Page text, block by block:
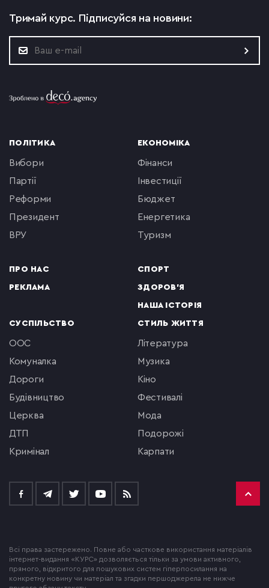
Тримай курс. Підписуйся на новини:
ПОЛІТИКА
вибори
партії
реформи
президент
ВРУ
ПРО НАС
РЕКЛАМА
ЕКОНОМІКА
фінанси
інвестиції
бюджет
енергетика
туризм
СПОРТ
ЗДОРОВ'Я
НАША ІСТОРІЯ
СУСПІЛЬСТВО
ООС
комуналка
Дороги
будівництво
церква
ДТП
кримінал
СТИЛЬ ЖИТТЯ
література
музика
кіно
фестивалі
мода
подорожі
Карпати
Всі права застережено. Повне або часткове використання матеріалів
інтернет-видання «КУРС» дозволяється тільки за умови активного,
прямого, відкритого для пошукових систем гіперпосилання на
конкретну новину чи матеріал та згадки першоджерела не нижче